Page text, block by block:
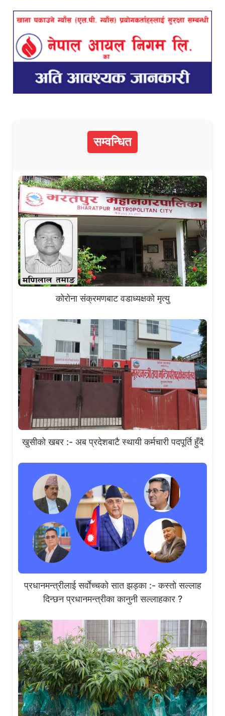
सम्वन्धित
कोरोना संक्रमणबाट वडाध्यक्षको मृत्यु
खुसीको खबर :- अब प्रदेशबाटै स्थायी कर्मचारी पदपूर्ति हुँदै
प्रधानमन्त्रीलाई सर्वाेच्चको सात झड्का :- कस्तो सल्लाह
दिन्छन प्रधानमन्त्रीका कानुनी सल्लाहकार ?